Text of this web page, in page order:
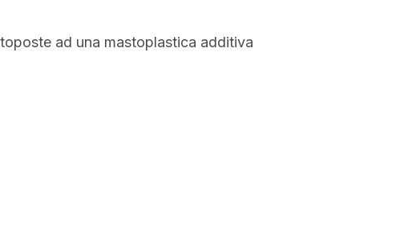
ad una mastoplastica additiva